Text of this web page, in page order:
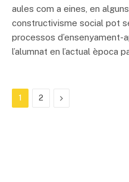
aules com a eines, en
constructivisme social pot
processos
l’alumnat en l’actual època
1 2 Next